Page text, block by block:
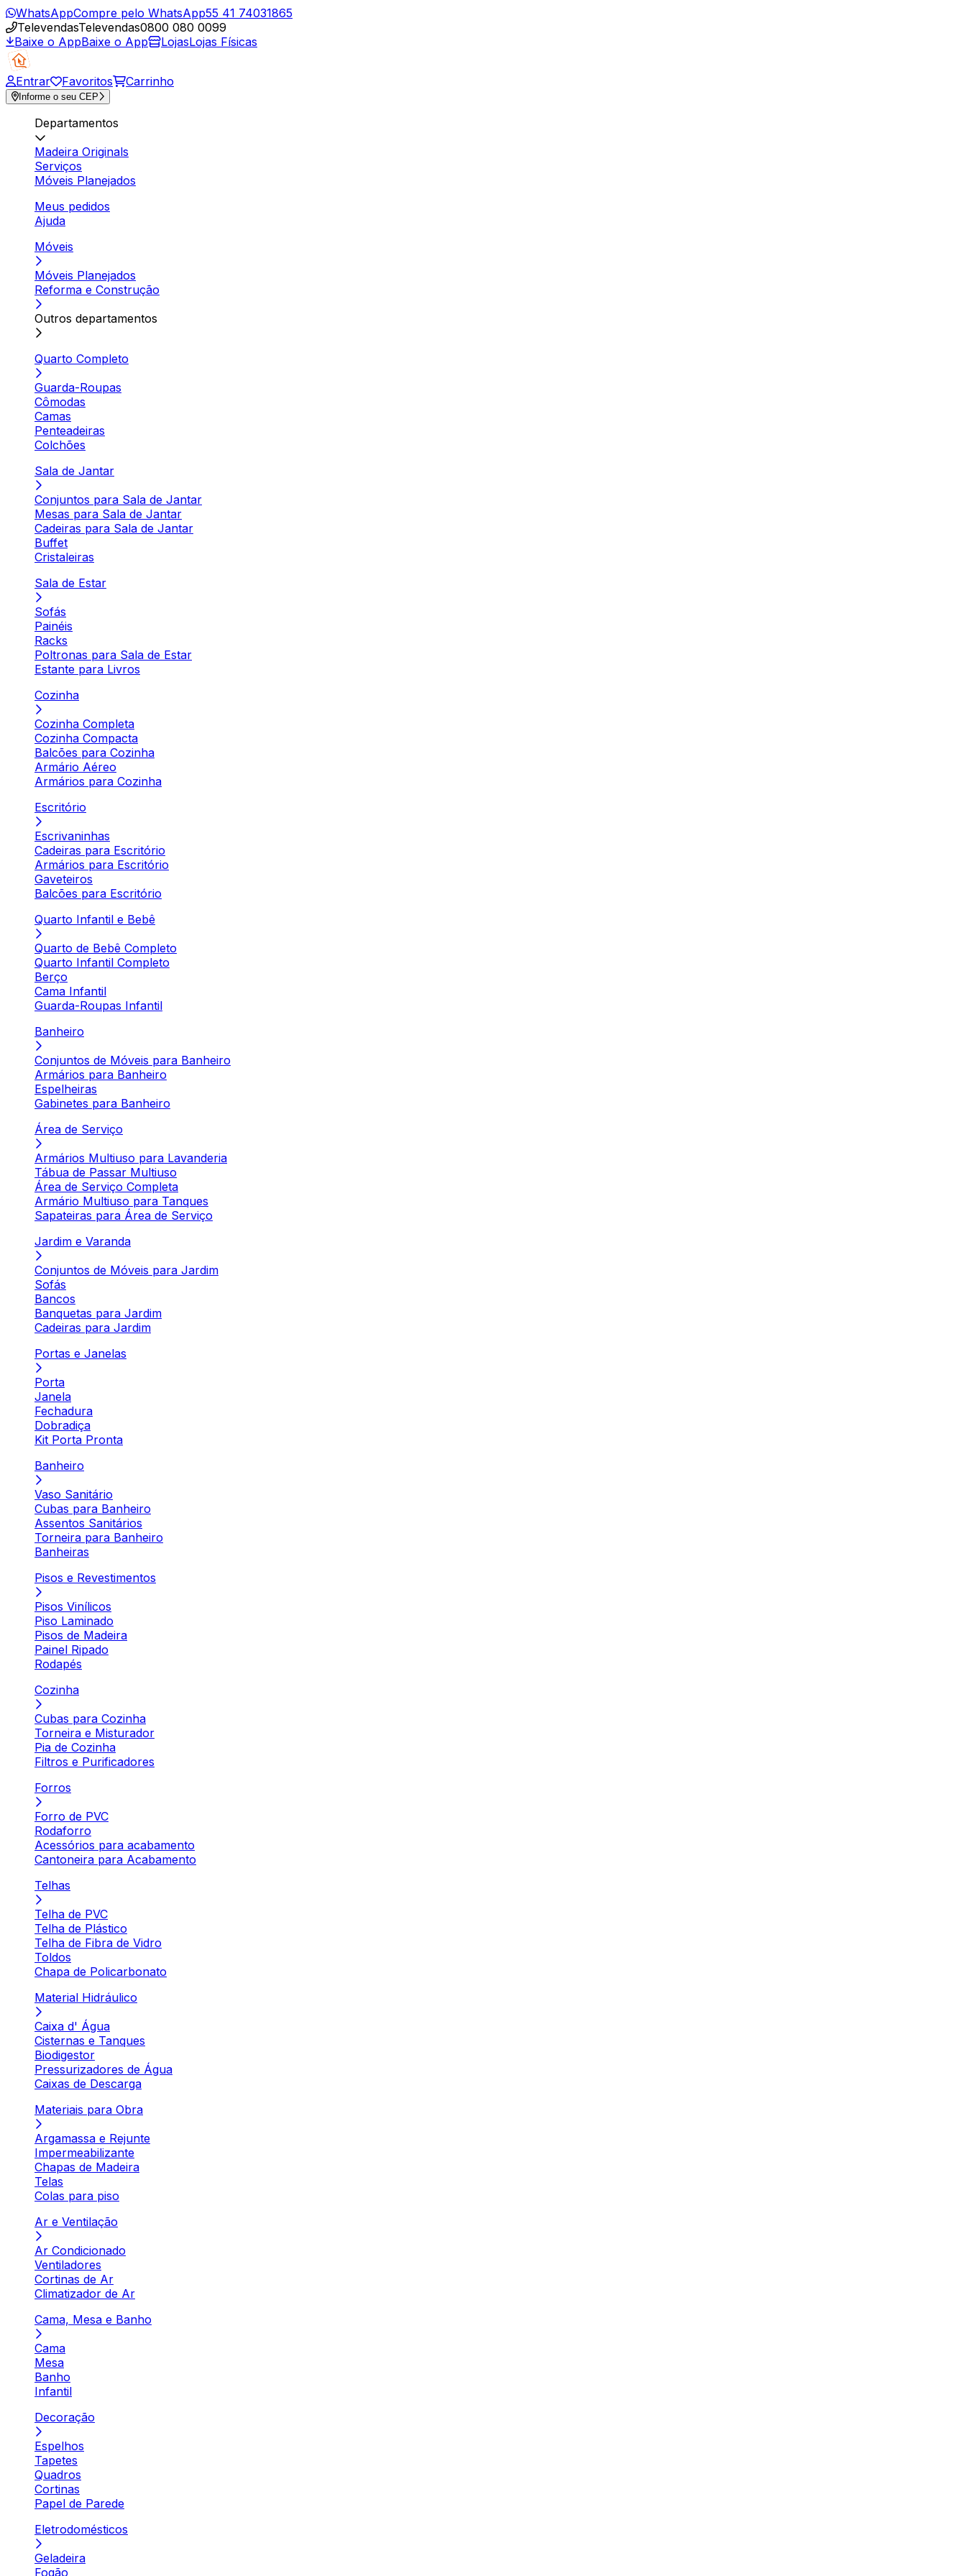
WhatsAppCompre pelo WhatsApp55 41 74031865
TelevendasTelevendas0800 080 0099
Baixe o AppBaixe o App LojasLojas Físicas
Entrar Favoritos Carrinho
Informe o seu CEP
Departamentos
Madeira Originals
Serviços
Móveis Planejados
Meus pedidos
Ajuda
Móveis
Móveis Planejados
Reforma e Construção
Outros departamentos
Quarto Completo
Guarda-Roupas
Cômodas
Camas
Penteadeiras
Colchões
Sala de Jantar
Conjuntos para Sala de Jantar
Mesas para Sala de Jantar
Cadeiras para Sala de Jantar
Buffet
Cristaleiras
Sala de Estar
Sofás
Painéis
Racks
Poltronas para Sala de Estar
Estante para Livros
Cozinha
Cozinha Completa
Cozinha Compacta
Balcões para Cozinha
Armário Aéreo
Armários para Cozinha
Escritório
Escrivaninhas
Cadeiras para Escritório
Armários para Escritório
Gaveteiros
Balcões para Escritório
Quarto Infantil e Bebê
Quarto de Bebê Completo
Quarto Infantil Completo
Berço
Cama Infantil
Guarda-Roupas Infantil
Banheiro
Conjuntos de Móveis para Banheiro
Armários para Banheiro
Espelheiras
Gabinetes para Banheiro
Área de Serviço
Armários Multiuso para Lavanderia
Tábua de Passar Multiuso
Área de Serviço Completa
Armário Multiuso para Tanques
Sapateiras para Área de Serviço
Jardim e Varanda
Conjuntos de Móveis para Jardim
Sofás
Bancos
Banquetas para Jardim
Cadeiras para Jardim
Portas e Janelas
Porta
Janela
Fechadura
Dobradiça
Kit Porta Pronta
Banheiro
Vaso Sanitário
Cubas para Banheiro
Assentos Sanitários
Torneira para Banheiro
Banheiras
Pisos e Revestimentos
Pisos Vinílicos
Piso Laminado
Pisos de Madeira
Painel Ripado
Rodapés
Cozinha
Cubas para Cozinha
Torneira e Misturador
Pia de Cozinha
Filtros e Purificadores
Forros
Forro de PVC
Rodaforro
Acessórios para acabamento
Cantoneira para Acabamento
Telhas
Telha de PVC
Telha de Plástico
Telha de Fibra de Vidro
Toldos
Chapa de Policarbonato
Material Hidráulico
Caixa d' Água
Cisternas e Tanques
Biodigestor
Pressurizadores de Água
Caixas de Descarga
Materiais para Obra
Argamassa e Rejunte
Impermeabilizante
Chapas de Madeira
Telas
Colas para piso
Ar e Ventilação
Ar Condicionado
Ventiladores
Cortinas de Ar
Climatizador de Ar
Cama, Mesa e Banho
Cama
Mesa
Banho
Infantil
Decoração
Espelhos
Tapetes
Quadros
Cortinas
Papel de Parede
Eletrodomésticos
Geladeira
Fogão